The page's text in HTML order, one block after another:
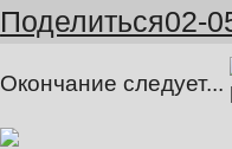
Поделиться02-
Окончание следует...